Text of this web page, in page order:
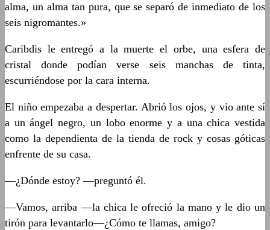
alma, un alma tan pura, que se separó de inmediato de los
seis nigromantes.»
Caribdis le entregó a la muerte el orbe, una esfera de
cristal donde podían verse seis manchas de tinta,
escurriéndose por la cara interna.
El niño empezaba a despertar. Abrió los ojos, y vio ante sí
a un ángel negro, un lobo enorme y a una chica vestida
como la dependienta de la tienda de rock y cosas góticas
enfrente de su casa.
—¿Dónde estoy? —preguntó él.
—Vamos, arriba —la chica le ofreció la mano y le dio un
tirón para levantarlo—¿Cómo te llamas, amigo?